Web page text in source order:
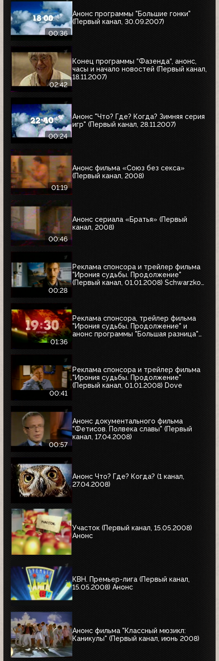
00:36
Анонс программы "Большие гонки"
(Первый канал, 30.09.2007)
02:42
Конец программы “Фазенда“, анонс,
часы и начало новостей (Первый канал,
18.11.2007)
00:24
Анонс "Что? Где? Когда? Зимняя серия
игр" (Первый канал, 28.11.2007)
01:19
Анонс фильма «Союз без секса»
(Первый канал, 2008)
00:46
Анонс сериала «Братья» (Первый
канал, 2008)
00:28
Реклама спонсора и трейлер фильма
"Ирония судьбы. Продолжение"
(Первый канал, 01.01.2008) Schwarzkopf
01:36
Реклама спонсора, трейлер фильма
"Ирония судьбы. Продолжение" и
анонс программы "Большая разница"
00:41
Реклама спонсора и трейлер фильма
"Ирония судьбы. Продолжение"
(Первый канал, 01.01.2008) Dove
00:57
Анонс документального фильма
"Фетисов. Полвека славы" (Первый
канал, 17.04.2008)
Анонс Что? Где? Когда? (1 канал,
27.04.2008)
Участок (Первый канал, 15.05.2008)
Анонс
КВН. Премьер-лига (Первый канал,
15.05.2008) Анонс
Анонс фильма "Классный мюзикл:
Каникулы" (Первый канал, июнь 2008)